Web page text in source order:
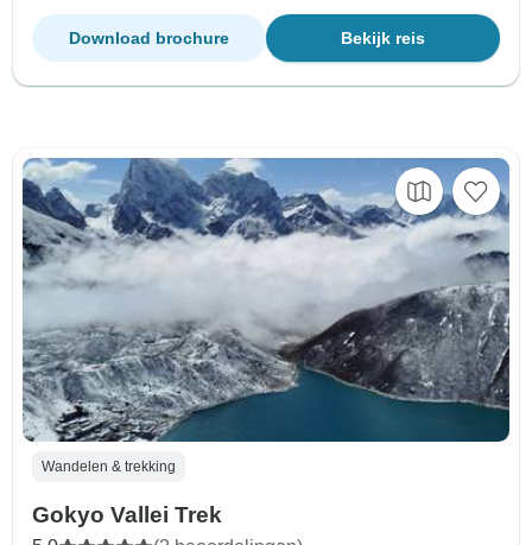
Bekijk reis
Download brochure
Wandelen & trekking
Gokyo Vallei Trek